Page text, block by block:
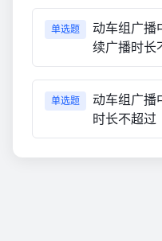
单选题
动车组广播
续广播时长
单选题
动车组广播
时长不超过